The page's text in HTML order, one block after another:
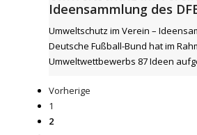
Ideensammlung des
Umweltschutz im Verein –
Deutsche Fußball-Bund hat im
Umweltwettbewerbs 87 Ideen
Vorherige
1
2